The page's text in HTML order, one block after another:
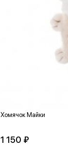
Хомячок Майки
1 150 ₽